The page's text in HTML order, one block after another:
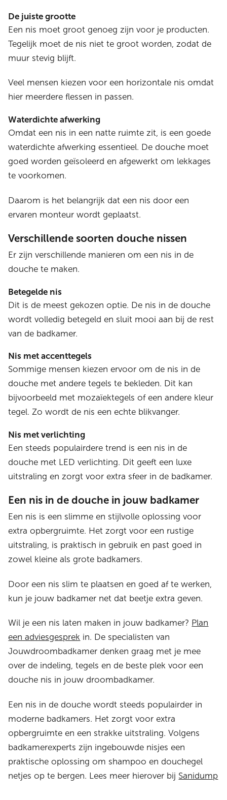
De juiste grootte
Een nis moet groot genoeg zijn voor je producten.
Tegelijk moet de nis niet te groot worden, zodat de
muur stevig blijft.
Veel mensen kiezen voor een horizontale nis omdat
hier meerdere flessen in passen.
Waterdichte afwerking
Omdat een nis in een natte ruimte zit, is een goede
waterdichte afwerking essentieel. De douche moet
goed worden geïsoleerd en afgewerkt om lekkages
te voorkomen.
Daarom is het belangrijk dat een nis door een
ervaren monteur wordt geplaatst.
Verschillende soorten douche nissen
Er zijn verschillende manieren om een nis in de
douche te maken.
Betegelde nis
Dit is de meest gekozen optie. De nis in de douche
wordt volledig betegeld en sluit mooi aan bij de rest
van de badkamer.
Nis met accenttegels
Sommige mensen kiezen ervoor om de nis in de
douche met andere tegels te bekleden. Dit kan
bijvoorbeeld met mozaïektegels of een andere kleur
tegel. Zo wordt de nis een echte blikvanger.
Nis met verlichting
Een steeds populairdere trend is een nis in de
douche met LED verlichting. Dit geeft een luxe
uitstraling en zorgt voor extra sfeer in de badkamer.
Een nis in de douche in jouw badkamer
Een nis is een slimme en stijlvolle oplossing voor
extra opbergruimte. Het zorgt voor een rustige
uitstraling, is praktisch in gebruik en past goed in
zowel kleine als grote badkamers.
Door een nis slim te plaatsen en goed af te werken,
kun je jouw badkamer net dat beetje extra geven.
Wil je een nis laten maken in jouw badkamer? Plan
een adviesgesprek in. De specialisten van
Jouwdroombadkamer denken graag met je mee
over de indeling, tegels en de beste plek voor een
douche nis in jouw droombadkamer.
Een nis in de douche wordt steeds populairder in
moderne badkamers. Het zorgt voor extra
opbergruimte en een strakke uitstraling. Volgens
badkamerexperts zijn ingebouwde nisjes een
praktische oplossing om shampoo en douchegel
netjes op te bergen. Lees meer hierover bij Sanidump